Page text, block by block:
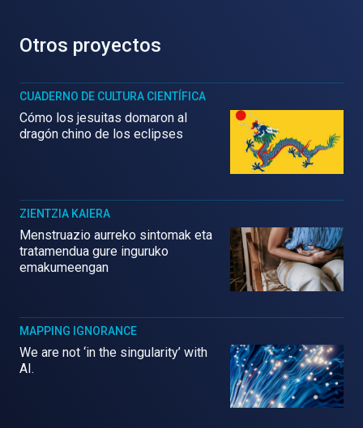
Otros proyectos
CUADERNO DE CULTURA CIENTÍFICA
Cómo los jesuitas domaron al
dragón chino de los eclipses
ZIENTZIA KAIERA
Menstruazio aurreko sintomak eta
tratamendua gure inguruko
emakumeengan
MAPPING IGNORANCE
We are not ‘in the singularity’ with
AI.